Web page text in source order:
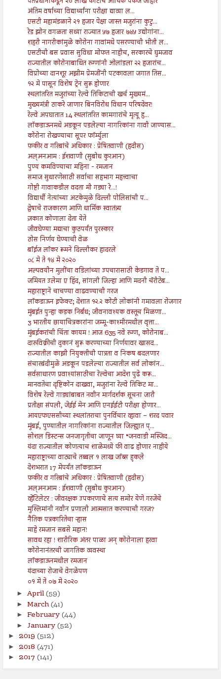
अंतिम वर्षाच्या विद्यार्थ्यांना परीक्षा द्याव्या ल...
एसटी महामंडळाने २१ हजार पेक्षा जास्त मजुरांना कुटु...
रेड झोन वगळता सध्या राज्यात ५७ हजार ७४५ उद्योगांना...
शहरी नागरीकांमुळे कोरोना गावांमधे पसरण्याची भीती ल...
एसटीची बस प्रवास सुविधा मोफत नाहीच, सरकारचे घुमजाव
राज्यातील कोरोनाबाधित रुग्णांनी ओलांडला २२ हजारांच...
विप्रोच्या दानशूर अझीम प्रेमजींनी पटकावला जगात तिस...
१२ मे पासून विशेष ट्रेन सुरू होणार
स्थलांतरित मजुरांच्या रेल्वे तिकिटाची खर्च मुख्यमं...
मुख्यमंत्री ठाकरे जाणार बिनविरोध विधान परिषदेवर!
रेल्वे अपघातात 14 स्थलांतरित कामगारांचे मृत्यू हृ...
लाॅकडाऊनमधे अडकून पडलेल्या नागरिकांना गावी जाण्यास...
कोरोना रोखण्याचा सूपर फॉर्म्युला
फकीर व गरिबांचे अधिकार : प्रेषितवाणी (हदीस)
अल्अनआम : ईशवाणी (सुबोध कुरआन)
पुण्य कमविण्याचा महिना - रमजान
समाज सुधारणेसाठी सर्वाचा सहभाग महत्त्वाचा
गोष्टी गावाकडील वदता मी गड्या रे...!
विद्यार्थी नेत्यांच्या अटकेमुळे दिल्ली पोलिसांची प...
द्वेषाचे राजकारण आणि धार्मिक स्वातंत्र्य
ज़कात कोणाला देता येते
जीवघेण्या मद्याचा कुठपर्यंत पुरस्कार
ठोस निर्णय घेण्याची वेळ
बॉईज लॉकर रूमने दिल्लीकर हादरले
०८ मे ते १४ मे २०२०
अल्पवयीन मुलींचा वडिलांच्या उपचारासाठी केडगाव ते प...
जमियत उलेमा ए हिंद, सांगली जिल्हा आणि मदनी चॅरीटेब...
महाराष्ट्राने चाचण्या वाढवण्याची गरज
लॉकडाऊन इफेक्ट; देशात १२.२ कोटी लोकांनी गमावला रोजगार
मुंबईत पुन्हा कडक निर्बंध; जीवनावश्यक वस्तूच मिळणा...
3 भारतीय छायाचित्रकारांना जम्मू-काश्मीरमधील वृत्ता...
मुंबईकरांची चिंता कायम ! आज 635 नवे रुग्ण, कोरोनाब...
दारुविक्रीची दुकानं सुरू करण्याच्या निर्णयावर खासद...
राज्यातील काझी नियुक्तीची पात्रता व निकष बदलणार
संचारबंदीमुळे अडकून पडलेल्या राज्यातील सर्व लोकांन...
सर्वसाधारण प्रवाश्यांसाठीचा रेल्वेचा आदेश पुढे करू...
मानवतेचा दृष्टिकोन दाखवा, मजुरांना रेल्वे तिकिट मा...
विशेष रेल्वे गाड्यांबाबत नवीन मार्गदर्शक सूचना जारी
प्रतीक्षा संपली, जेईई मेन आणि एनईईटी परीक्षा होणार...
आयएफएससीच्या स्थलांतराचा पुनर्विचार व्हावा – शरद पवार
मुंबई, पुण्यातील नागरिकांना राज्यातील जिल्ह्यात प्...
सोशल डिस्टन्स जनजागृतीचा जाणून घ्या “जनवाडी मस्जिद...
यंदा राज्यातील कोणत्याच शाळेमध्ये फी वाढ होणार नाहीये
महाराष्ट्राच्या वाट्याचे तब्बल १ लाख जॉब्स हुकले
देशभरात 17 मेपर्यंत लॉकडाऊन
फकीर व गरिबांचे अधिकार : प्रेषितवाणी (हदीस)
अल्अनआम : ईशवाणी (सुबोध कुरआन)
व्हेंटिलेटर : जीवरक्षक उपकरणाचे सत्य समोर येणे गरजेचे
मुस्लिमांनी नवीन प्रणाली आत्मसात करण्याची गरज?
नैतिक पत्रकारितेचा ऱ्हास
माहे रमजान सबसे महान!
सावध रहा ! शारीरिक अंतर पाळा अन् कोरोनाला हरवा
कोरोनानंतरची जागतिक व्यवस्था
लॉकडाऊनमधील रमजान
यंदाच्या रोजाचे वेगळेपण
०१ मे ते ०७ मे २०२०
► April(59)
► March(41)
► February(44)
► January(52)
► 2019 (512)
► 2018 (471)
► 2017 (141)